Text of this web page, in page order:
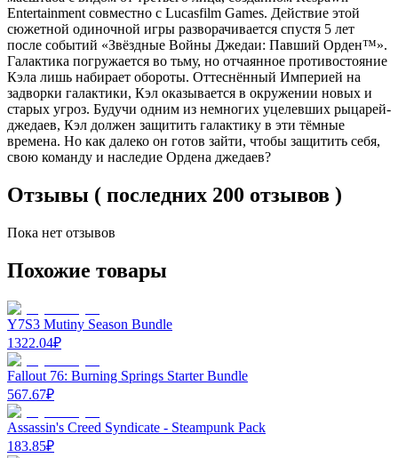
Entertainment совместно с Lucasfilm Games. Действие этой
сюжетной одиночной игры разворачивается спустя 5 лет
после событий «Звёздные Войны Джедаи: Павший Орден™».
Галактика погружается во тьму, но отчаянное противостояние
Кэла лишь набирает обороты. Оттеснённый Империей на
задворки галактики, Кэл оказывается в окружении новых и
старых угроз. Будучи одним из немногих уцелевших рыцарей-
джедаев, Кэл должен защитить галактику в эти тёмные
времена. Но как далеко он готов зайти, чтобы защитить себя,
свою команду и наследие Ордена джедаев?
Отзывы ( последних 200 отзывов )
Пока нет отзывов
Похожие товары
Y7S3 Mutiny Season Bundle
1322.04₽
Fallout 76: Burning Springs Starter Bundle
567.67₽
Assassin's Creed Syndicate - Steampunk Pack
183.85₽